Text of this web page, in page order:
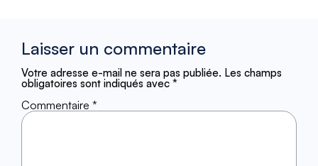
Laisser un commentaire
Votre adresse e-mail ne sera pas publiée. Les champs
obligatoires sont indiqués avec *
Commentaire *